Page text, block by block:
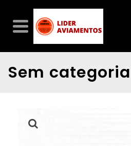
Sem categoria